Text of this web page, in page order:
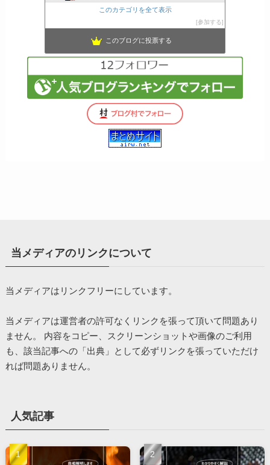
このカテゴリを全て表示
参加する
このブログに投票する
当メディアのリンクについて
当メディアはリンクフリーにしています。
当メディアは運営者の許可なくリンクを張って頂いて問題あり
ません。 内容をコピー、スクリーンショットや画像のご利用
も、該当記事への「出典」として必ずリンクを張っていただけ
れば問題ありません。
人気記事